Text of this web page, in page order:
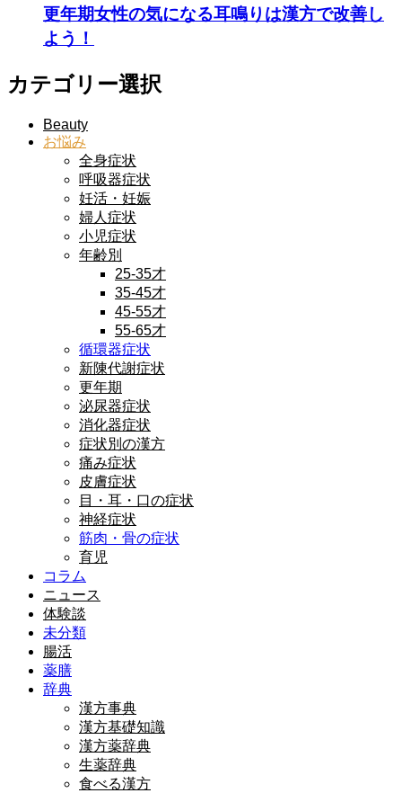
更年期女性の気になる耳鳴りは漢方で改善し
よう！
カテゴリー選択
Beauty
お悩み
全身症状
呼吸器症状
妊活・妊娠
婦人症状
小児症状
年齢別
25-35才
35-45才
45-55才
55-65才
循環器症状
新陳代謝症状
更年期
泌尿器症状
消化器症状
症状別の漢方
痛み症状
皮膚症状
目・耳・口の症状
神経症状
筋肉・骨の症状
育児
コラム
ニュース
体験談
未分類
腸活
薬膳
辞典
漢方事典
漢方基礎知識
漢方薬辞典
生薬辞典
食べる漢方